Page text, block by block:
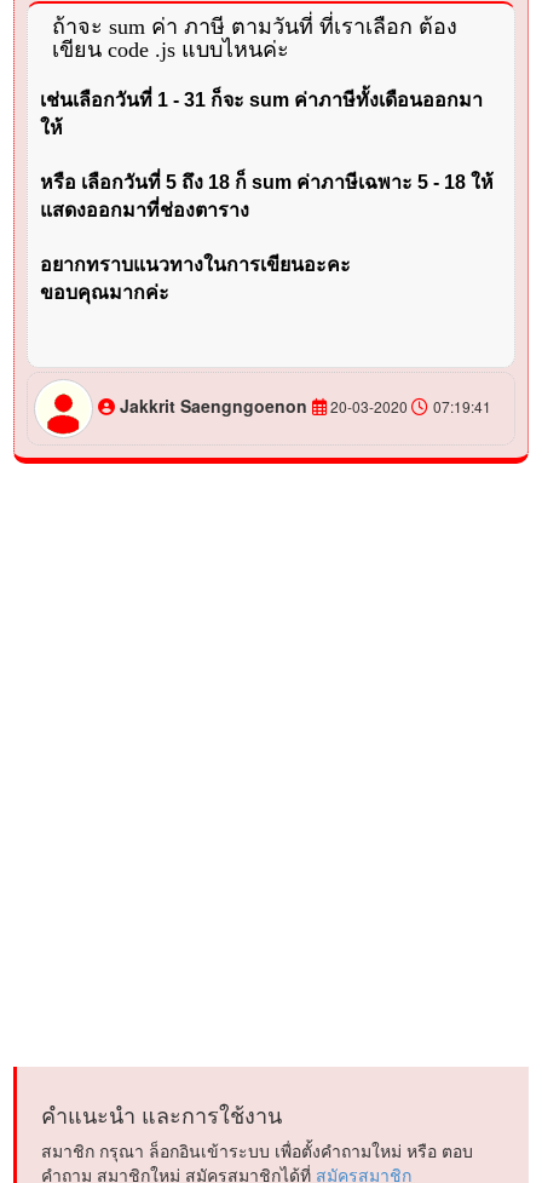
ถ้าจะ sum ค่า ภาษี ตามวันที่ ที่เราเลือก ต้อง
เขียน code .js แบบไหนค่ะ
เช่นเลือกวันที่ 1 - 31 ก็จะ sum ค่าภาษีทั้งเดือนออกมา
ให้
หรือ เลือกวันที่ 5 ถึง 18 ก็ sum ค่าภาษีเฉพาะ 5 - 18 ให้
แสดงออกมาที่ช่องตาราง
อยากทราบแนวทางในการเขียนอะคะ
ขอบคุณมากค่ะ
Jakkrit Saengngoenon 20-03-2020 07:19:41
คำแนะนำ และการใช้งาน
สมาชิก กรุณา ล็อกอินเข้าระบบ เพื่อตั้งคำถามใหม่ หรือ ตอบ
คำถาม สมาชิกใหม่ สมัครสมาชิกได้ที่ สมัครสมาชิก